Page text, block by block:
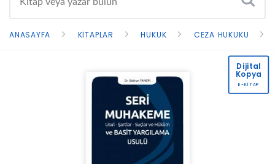
ANASAYFA KITAPLAR HUKUK CEZA HUKUKU
Dijital
Kopya
E-KİTAP